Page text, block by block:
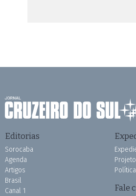
Editorias
Sorocaba
Agenda
Artigos
Brasil
Canal 1
Fale